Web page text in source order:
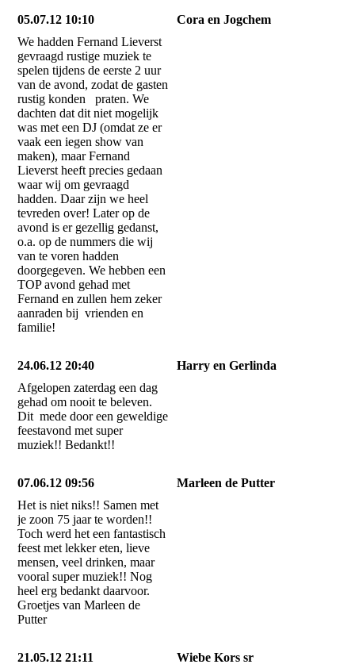
05.07.12 10:10
Cora en Jogchem
We hadden Fernand Lieverst
gevraagd rustige muziek te
spelen tijdens de eerste 2 uur
van de avond, zodat de gasten
rustig konden praten. We
dachten dat dit niet mogelijk
was met een DJ (omdat ze er
vaak een iegen show van
maken), maar Fernand
Lieverst heeft precies gedaan
waar wij om gevraagd
hadden. Daar zijn we heel
tevreden over! Later op de
avond is er gezellig gedanst,
o.a. op de nummers die wij
van te voren hadden
doorgegeven. We hebben een
TOP avond gehad met
Fernand en zullen hem zeker
aanraden bij vrienden en
familie!
24.06.12 20:40
Harry en Gerlinda
Afgelopen zaterdag een dag
gehad om nooit te beleven.
Dit mede door een geweldige
feestavond met super
muziek!! Bedankt!!
07.06.12 09:56
Marleen de Putter
Het is niet niks!! Samen met
je zoon 75 jaar te worden!!
Toch werd het een fantastisch
feest met lekker eten, lieve
mensen, veel drinken, maar
vooral super muziek!! Nog
heel erg bedankt daarvoor.
Groetjes van Marleen de
Putter
21.05.12 21:11
Wiebe Kors sr